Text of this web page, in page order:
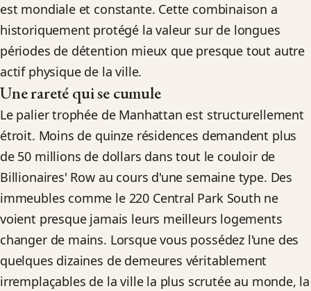
est mondiale et constante. Cette combinaison a
historiquement protégé la valeur sur de longues
périodes de détention mieux que presque tout autre
actif physique de la ville.
Une rareté qui se cumule
Le palier trophée de Manhattan est structurellement
étroit. Moins de quinze résidences demandent plus
de 50 millions de dollars dans tout le couloir de
Billionaires' Row au cours d'une semaine type. Des
immeubles comme le 220 Central Park South ne
voient presque jamais leurs meilleurs logements
changer de mains. Lorsque vous possédez l'une des
quelques dizaines de demeures véritablement
irremplaçables de la ville la plus scrutée au monde, la